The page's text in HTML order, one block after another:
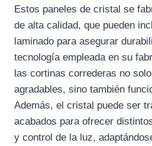
Estos paneles de cristal se
de alta calidad, que pueden
laminado para asegurar
tecnología empleada en su
las cortinas correderas no
agradables, sino también
Además, el cristal puede ser
acabados para ofrecer
y control de la luz,